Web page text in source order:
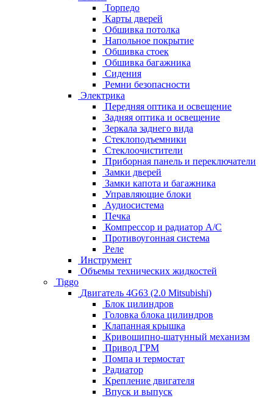
Торпедо
Карты дверей
Обшивка потолка
Напольное покрытие
Обшивка стоек
Обшивка багажника
Сидения
Ремни безопасности
Электрика
Передняя оптика и освещение
Задняя оптика и освещение
Зеркала заднего вида
Стеклоподъемники
Стеклоочистители
Приборная панель и переключатели
Замки дверей
Замки капота и багажника
Управляющие блоки
Аудиосистема
Печка
Компрессор и радиатор А/C
Противоугонная система
Реле
Инструмент
Объемы технических жидкостей
Tiggo
Двигатель 4G63 (2.0 Mitsubishi)
Блок цилиндров
Головка блока цилиндров
Клапанная крышка
Кривошипно-шатунный механизм
Привод ГРМ
Помпа и термостат
Радиатор
Крепление двигателя
Впуск и выпуск